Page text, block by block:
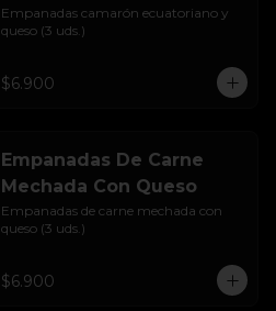
Empanadas camarón ecuatoriano y
queso (3 uds.)
$6.900
Empanadas De Carne
Mechada Con Queso
Empanadas de carne mechada con
queso (3 uds.)
$6.900